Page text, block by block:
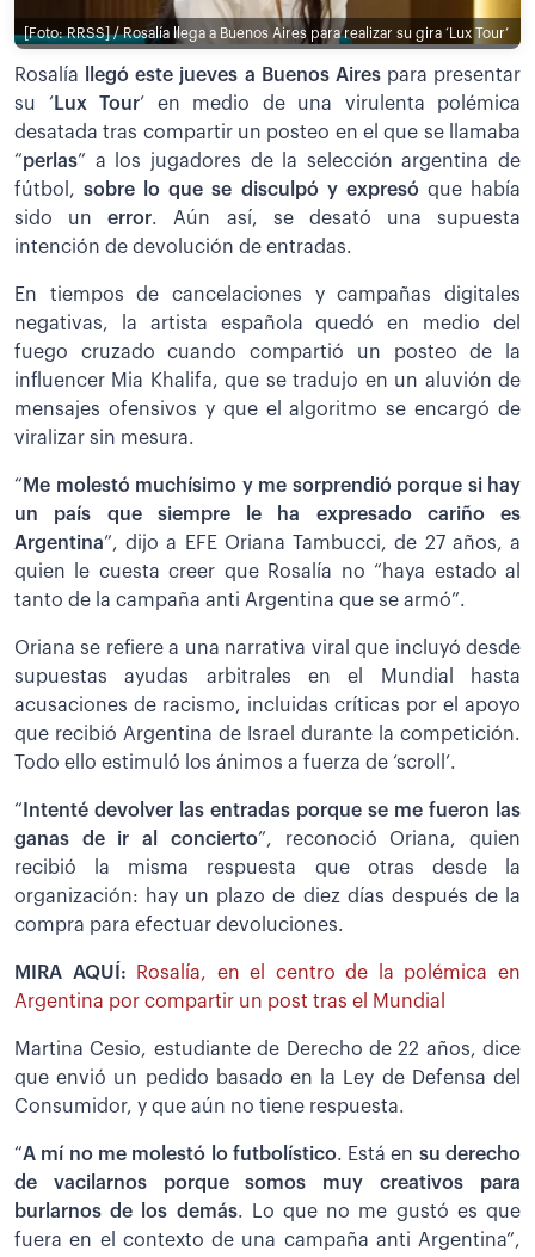
[Foto: RRSS] / Rosalía llega a Buenos Aires para realizar su gira ‘Lux Tour’
Rosalía llegó este jueves a Buenos Aires para presentar
su ‘ Lux Tour’ en medio de una virulenta polémica
desatada tras compartir un posteo en el que se llamaba
“perlas” a los jugadores de la selección argentina de
fútbol, sobre lo que se disculpó y expresóque había
sido unerror. Aún así, se desató una supuesta
intención de devolución de entradas.
En tiempos de cancelaciones y campañas digitales
negativas, la artista española quedó en medio del
fuego cruzado cuando compartió un posteo de la
influencer Mia Khalifa, que se tradujo en un aluvión de
mensajes ofensivos y que el algoritmo se encargó de
viralizar sin mesura.
“ Me molestó muchísimo y me sorprendió porque si hay
un país que siempre le ha expresado cariño es
Argentina”, dijo a EFE Oriana Tambucci, de 27 años, a
quien le cuesta creer que Rosalía no “haya estado al
tanto de la campaña anti Argentina que se armó”.
Oriana se refiere a una narrativa viral que incluyó desde
supuestas ayudas arbitrales en el Mundial hasta
acusaciones de racismo, incluidas críticas por el apoyo
que recibió Argentina de Israel durante la competición.
Todo ello estimuló los ánimos a fuerza de ‘scroll’.
“ Intenté devolver las entradas porque se me fueron las
ganas de ir al concierto”, reconoció Oriana, quien
recibió la misma respuesta que otras desde la
organización: hay un plazo de diez días después de la
compra para efectuar devoluciones.
MIRA AQUÍ: Rosalía, en el centro de la polémica en
Argentina por compartir un post tras el Mundial
Martina Cesio, estudiante de Derecho de 22 años, dice
que envió un pedido basado en la Ley de Defensa del
Consumidor, y que aún no tiene respuesta.
“A mí no me molestó lo futbolístico. Está en su derecho
de vacilarnos porque somos muy creativos para
burlarnos de los demás. Lo que no me gustó es que
fuera en el contexto de una campaña anti Argentina”,